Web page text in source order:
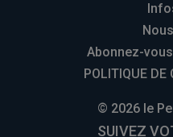
Abonnez-
POLITIQUE DE
© 2026 le
SUIVEZ